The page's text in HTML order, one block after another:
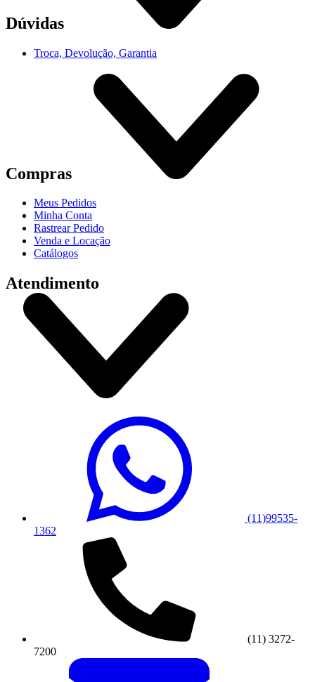
Dúvidas
Troca, Devolução, Garantia
Compras
Meus Pedidos
Minha Conta
Rastrear Pedido
Venda e Locação
Catálogos
Atendimento
(11)99535-
1362
(11) 3272-
7200